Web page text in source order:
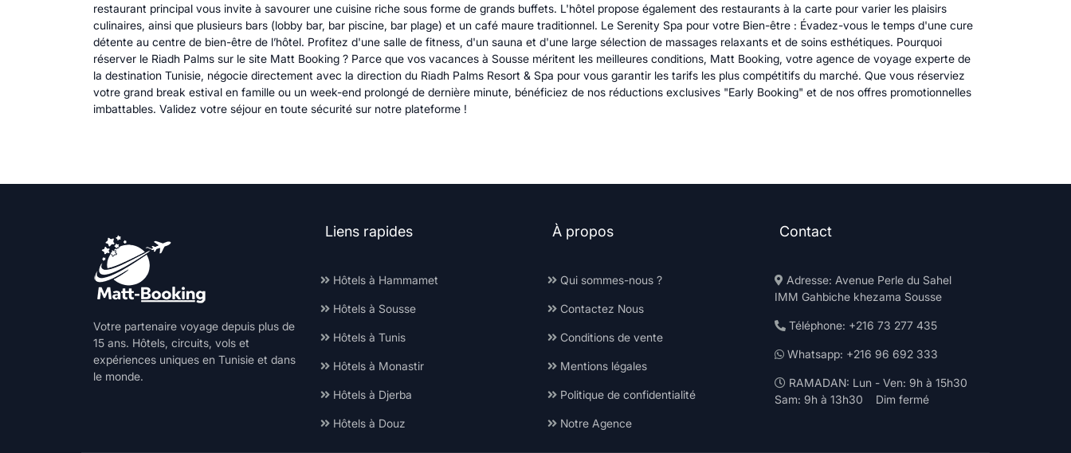
restaurant principal vous invite à savourer une cuisine riche sous forme de grands buffets. L'hôtel propose également des restaurants à la carte pour varier les plaisirs
culinaires, ainsi que plusieurs bars (lobby bar, bar piscine, bar plage) et un café maure traditionnel. Le Serenity Spa pour votre Bien-être : Évadez-vous le temps d'une cure
détente au centre de bien-être de l’hôtel. Profitez d'une salle de fitness, d'un sauna et d'une large sélection de massages relaxants et de soins esthétiques. Pourquoi
réserver le Riadh Palms sur le site Matt Booking ? Parce que vos vacances à Sousse méritent les meilleures conditions, Matt Booking, votre agence de voyage experte de
la destination Tunisie, négocie directement avec la direction du Riadh Palms Resort & Spa pour vous garantir les tarifs les plus compétitifs du marché. Que vous réserviez
votre grand break estival en famille ou un week-end prolongé de dernière minute, bénéficiez de nos réductions exclusives "Early Booking" et de nos offres promotionnelles
imbattables. Validez votre séjour en toute sécurité sur notre plateforme !
Votre partenaire voyage depuis plus de
15 ans. Hôtels, circuits, vols et
expériences uniques en Tunisie et dans
le monde.
Liens rapides
Hôtels à Hammamet
Hôtels à Sousse
Hôtels à Tunis
Hôtels à Monastir
Hôtels à Djerba
Hôtels à Douz
À propos
Qui sommes-nous ?
Contactez Nous
Conditions de vente
Mentions légales
Politique de confidentialité
Notre Agence
Contact
Adresse: Avenue Perle du Sahel
IMM Gahbiche khezama Sousse
Téléphone: +216 73 277 435
Whatsapp: +216 96 692 333
RAMADAN: Lun - Ven: 9h à 15h30
Sam: 9h à 13h30 Dim fermé